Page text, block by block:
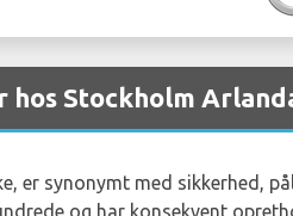
hos Stockholm
er synonymt med sikkerhed,
og har konsekvent